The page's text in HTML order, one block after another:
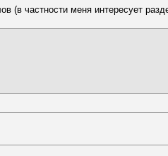
(в частности меня интересует